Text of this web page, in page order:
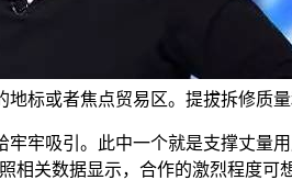
标或者焦点贸易区。提拔拆修质量
吸引。此中一个就是支撑丈量
相关数据显示，合作的激烈程度